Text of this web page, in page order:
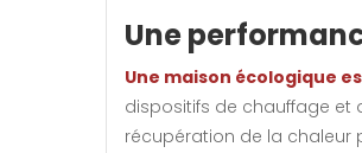
Une
Une maison écologique
dispositifs de chauffage et
récupération de la chaleur